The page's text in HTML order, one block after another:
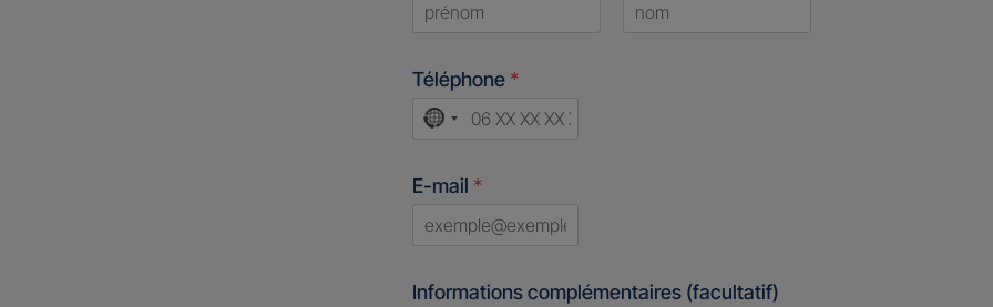
Téléphone *
No
selected
E-mail *
Informations complémentaires (facultatif)